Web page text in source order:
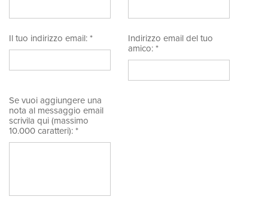
Il tuo indirizzo email: *
Indirizzo email del tuo
amico: *
Se vuoi aggiungere una
nota al messaggio email
scrivila qui (massimo
10.000 caratteri): *